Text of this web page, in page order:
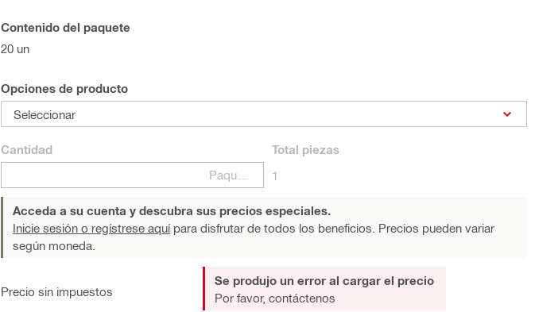
Contenido del paquete
20 un
Opciones de producto
Seleccionar
Cantidad
Paquetes
Total piezas
1
Acceda a su cuenta y descubra sus precios especiales.
Inicie sesión o regístrese aquípara disfrutar de todos los beneficios. Precios pueden variar
según moneda.
Precio sin impuestos
Se produjo un error al cargar el precio
Por favor, contáctenos